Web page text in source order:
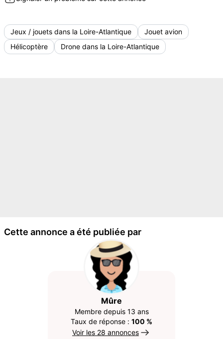
Jeux / jouets dans la Loire-Atlantique
Jouet avion
Hélicoptère
Drone dans la Loire-Atlantique
Cette annonce a été publiée par
Mûre
Membre depuis 13 ans
Taux de réponse : 100 %
Voir les 28 annonces